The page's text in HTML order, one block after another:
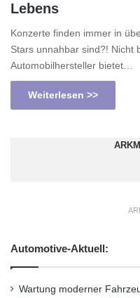
Lebens
Konzerte finden immer in
Stars unnahbar sind?! Nicht
Automobilhersteller bietet…
Weiterlesen >>
Automotive-Aktuell:
Wartung moderner